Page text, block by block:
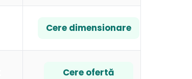
Cere dimensionare
Cere ofertă